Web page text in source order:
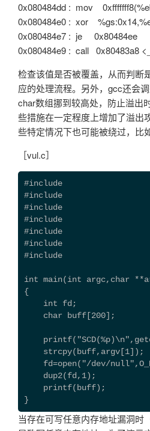
0x080484dd : mov
0x080484e0 : xor
0x080484e7 : je 0x80484ee
0x080484e9 : call 0x80483a8
检查该值是否被覆盖，从而判断
应的处理流程。另外，gcc还会
char数组挪到较高处，防止溢出
些措施在一定程度上增加了溢出
些特定情况下也可能被绕过，比如
［vul.c］
#include
#include
#include
#include
#include
#include
#include
int main(int argc,char
{
int fd;
char buff[200];
strcpy(buff,argv[1]);
fd=open("/dev/
dup2(fd,1);
printf(buff);
}
当存在可写任意内存地址漏洞时